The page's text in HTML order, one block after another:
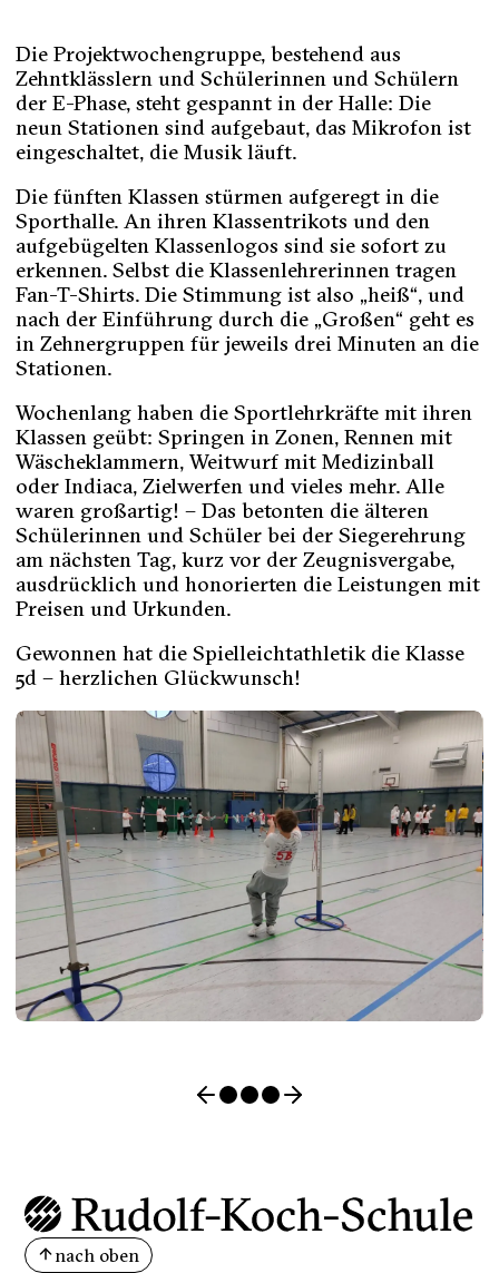
Die Projektwochengruppe, bestehend aus
Zehntklässlern und Schülerinnen und Schülern
der E-Phase, steht gespannt in der Halle: Die
neun Stationen sind aufgebaut, das Mikrofon ist
eingeschaltet, die Musik läuft.
Die fünften Klassen stürmen aufgeregt in die
Sporthalle. An ihren Klassentrikots und den
aufgebügelten Klassenlogos sind sie sofort zu
erkennen. Selbst die Klassenlehrerinnen tragen
Fan-T-Shirts. Die Stimmung ist also „heiß“, und
nach der Einführung durch die „Großen“ geht es
in Zehnergruppen für jeweils drei Minuten an die
Stationen.
Wochenlang haben die Sportlehrkräfte mit ihren
Klassen geübt: Springen in Zonen, Rennen mit
Wäscheklammern, Weitwurf mit Medizinball
oder Indiaca, Zielwerfen und vieles mehr. Alle
waren großartig! – Das betonten die älteren
Schülerinnen und Schüler bei der Siegerehrung
am nächsten Tag, kurz vor der Zeugnisvergabe,
ausdrücklich und honorierten die Leistungen mit
Preisen und Urkunden.
Gewonnen hat die Spielleichtathletik die Klasse
5d – herzlichen Glückwunsch!
nach oben